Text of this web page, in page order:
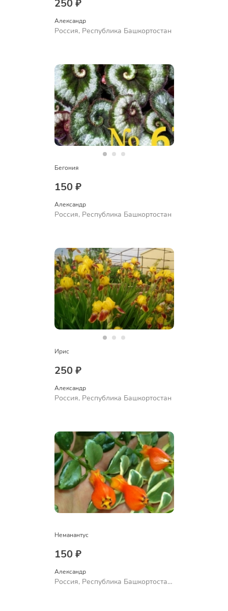
250 ₽
Александр
Россия, Республика Башкортостан
Бегония
150 ₽
Александр
Россия, Республика Башкортостан
Ирис
250 ₽
Александр
Россия, Республика Башкортостан
Неманантус
150 ₽
Александр
Россия, Республика Башкортостан,